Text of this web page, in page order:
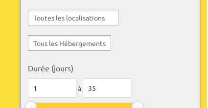
Durée (jours)
à